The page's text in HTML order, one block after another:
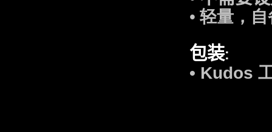
• 轻量，
包装:
• Kudos